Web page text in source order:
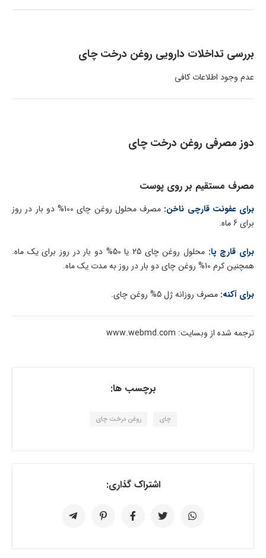
بررسی تداخلات دارویی روغن درخت چای
عدم وجود اطلاعات کافی
دوز مصرفی روغن درخت چای
مصرف مستقیم بر روی پوست
برای عفونت قارچی ناخن:
مصرف محلول روغن چای 100% دو بار در روز
برای 6 ماه.
برای قارچ پا:
محلول روغن چای 25 یا 50% دو بار در روز برای یک ماه.
همچنین کرم 10% روغن چای دو بار در روز به مدت یک ماه.
برای آکنه: مصرف روزانه ژل 5% روغن چای.
ترجمه شده از وبسایت: www.webmd.com
برچسب ها:
چای روغن درخت چای
اشتراک گذاری: